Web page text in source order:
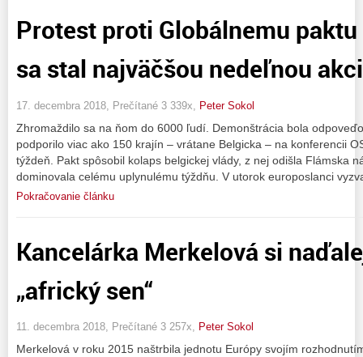
Protest proti Globálnemu
sa stal najväčšou nedeľnou
17. decembra 2018, Prečítané 3 339x, Peter Sokol
Zhromaždilo sa na ňom do 6000 ľudí. Demonštrácia bola
podporilo viac ako 150 krajín – vrátane Belgicka – na konferencii
týždeň. Pakt spôsobil kolaps belgickej vlády, z nej odišla Flámska
dominovala celému uplynulému týždňu. V utorok europoslanci
Pokračovanie článku
Kancelárka Merkelová si
„africký sen“
11. decembra 2018, Prečítané 3 257x, Peter Sokol
Merkelová v roku 2015 naštrbila jednotu Európy svojím